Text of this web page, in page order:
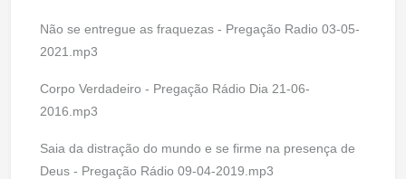
Não se entregue as fraquezas - Pregação Radio 03-05-
2021.mp3
Corpo Verdadeiro - Pregação Rádio Dia 21-06-
2016.mp3
Saia da distração do mundo e se firme na presença de
Deus - Pregação Rádio 09-04-2019.mp3